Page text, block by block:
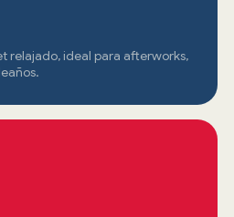
relajado, ideal para afterworks,